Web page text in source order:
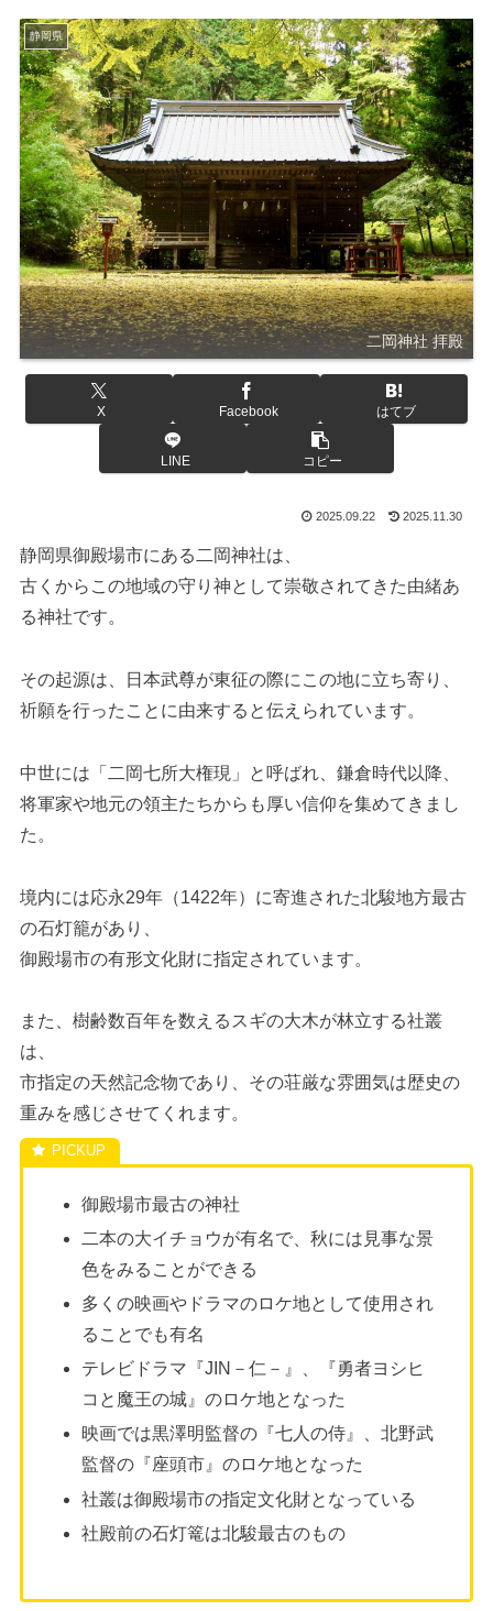
静岡県
二岡神社 拝殿
X Facebook はてブ
LINE コピー
2025.09.22 2025.11.30
静岡県御殿場市にある二岡神社は、
古くからこの地域の守り神として崇敬されてきた由緒あ
る神社です。
その起源は、日本武尊が東征の際にこの地に立ち寄り、
祈願を行ったことに由来すると伝えられています。
中世には「二岡七所大権現」と呼ばれ、鎌倉時代以降、
将軍家や地元の領主たちからも厚い信仰を集めてきまし
た。
境内には応永29年（1422年）に寄進された北駿地方最古
の石灯籠があり、
御殿場市の有形文化財に指定されています。
また、樹齢数百年を数えるスギの大木が林立する社叢
は、
市指定の天然記念物であり、その荘厳な雰囲気は歴史の
重みを感じさせてくれます。
御殿場市最古の神社
二本の大イチョウが有名で、秋には見事な景
色をみることができる
多くの映画やドラマのロケ地として使用され
ることでも有名
テレビドラマ『JIN－仁－』、『勇者ヨシヒ
コと魔王の城』のロケ地となった
映画では黒澤明監督の『七人の侍』、北野武
監督の『座頭市』のロケ地となった
社叢は御殿場市の指定文化財となっている
社殿前の石灯篭は北駿最古のもの